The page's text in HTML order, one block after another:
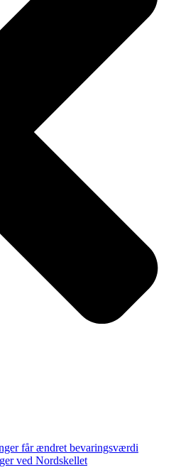
får ændret bevaringsværdi
ved Nordskellet